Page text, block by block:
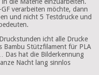
verarbeiten möchte, dann
und nicht 5 Testdrucke und
icht alle Drucke
Bambu Stützfilament für PLA
Das hat die Bilderkennung
Nacht lang sinnlos